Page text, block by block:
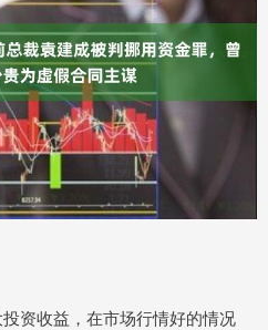
资收益，在市场行情好的情况